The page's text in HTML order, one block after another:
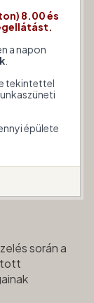
és
során a
8.00 és
a napon
.
tekintettel
épülete